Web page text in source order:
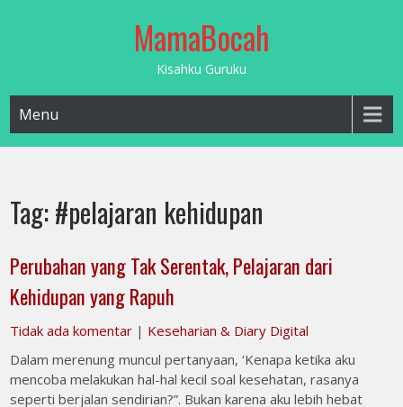
MamaBocah
Kisahku Guruku
Menu
Tag:#pelajaran kehidupan
Perubahan yang Tak Serentak, Pelajaran dari
Kehidupan yang Rapuh
Tidak ada komentar | Keseharian & Diary Digital
Dalam merenung muncul pertanyaan, ‘Kenapa ketika aku
mencoba melakukan hal-hal kecil soal kesehatan, rasanya
seperti berjalan sendirian?”. Bukan karena aku lebih hebat